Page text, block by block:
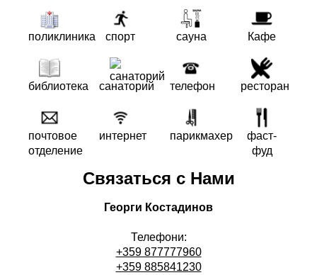
поликлиника спорт сауна Кафе
библиотека санаторий телефон ресторан
почтовое
отделение
интернет парикмахер
фаст-
фуд
Связаться с Нами
Георги Костадинов
Телефони:
+359 877777960
+359 885841230